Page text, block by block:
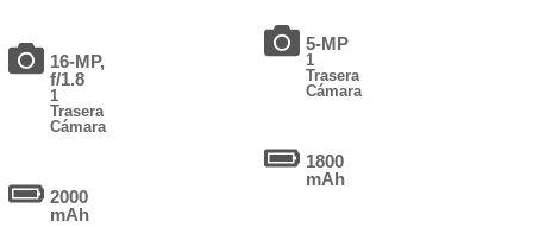
16-MP,
f/1.8
1
Trasera
Cámara
2000
mAh
5-MP
1
Trasera
Cámara
1800
mAh